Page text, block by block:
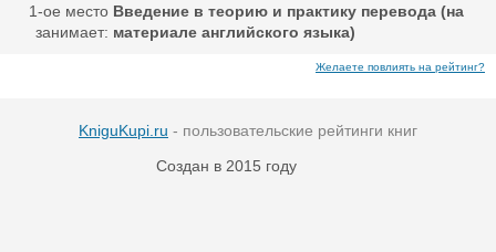
1-ое место
занимает:
Введение в теорию и практику перевода (на
материале английского языка)
Желаете повлиять на рейтинг?
KniguKupi.ru - пользовательские рейтинги книг
Создан в 2015 году